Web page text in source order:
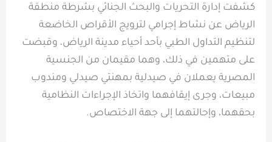
كشفت إدارة التحريات والبحث الجنائي بشرطة منطقة
الرياض عن نشاط إجرامي لترويج الأقراص الخاضعة
لتنظيم التداول الطبي بأحد أحياء مدينة الرياض، وقبضت
على متهمين في ذلك، وهما مقيمان من الجنسية
المصرية يعملان في صيدلية بمهنتي صيدلي ومندوب
مبيعات، وجرى إيقافهما واتخاذ الإجراءات النظامية
بحقهما، وإحالتهما إلى جهة الاختصاص.